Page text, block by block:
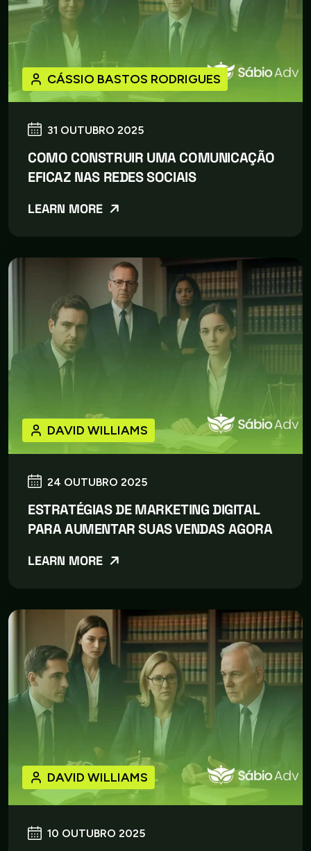
31 OUTUBRO 2025
CÁSSIO BASTOS RODRIGUES
COMO CONSTRUIR UMA COMUNICAÇÃO
EFICAZ NAS REDES SOCIAIS
LEARN MORE
24 OUTUBRO 2025
DAVID WILLIAMS
ESTRATÉGIAS DE MARKETING DIGITAL
PARA AUMENTAR SUAS VENDAS AGORA
LEARN MORE
10 OUTUBRO 2025
DAVID WILLIAMS